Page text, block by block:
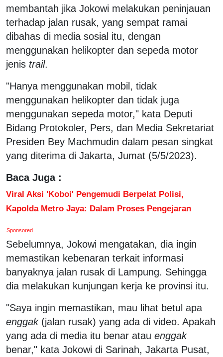
membantah jika Jokowi melakukan peninjauan
terhadap jalan rusak, yang sempat ramai
dibahas di media sosial itu, dengan
menggunakan helikopter dan sepeda motor
jenis trail.
"Hanya menggunakan mobil, tidak
menggunakan helikopter dan tidak juga
menggunakan sepeda motor," kata Deputi
Bidang Protokoler, Pers, dan Media Sekretariat
Presiden Bey Machmudin dalam pesan singkat
yang diterima di Jakarta, Jumat (5/5/2023).
Baca Juga :
Viral Aksi 'Koboi' Pengemudi Berpelat Polisi,
Kapolda Metro Jaya: Dalam Proses Pengejaran
Sponsored
Sebelumnya, Jokowi mengatakan, dia ingin
memastikan kebenaran terkait informasi
banyaknya jalan rusak di Lampung. Sehingga
dia melakukan kunjungan kerja ke provinsi itu.
"Saya ingin memastikan, mau lihat betul apa
enggak(jalan rusak) yang ada di video. Apakah
yang ada di media itu benar atau enggak
benar," kata Jokowi di Sarinah, Jakarta Pusat,